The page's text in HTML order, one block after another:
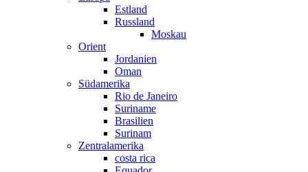
Estland
Russland
Moskau
Orient
Jordanien
Oman
Südamerika
Rio de Janeiro
Suriname
Brasilien
Surinam
Zentralamerika
costa rica